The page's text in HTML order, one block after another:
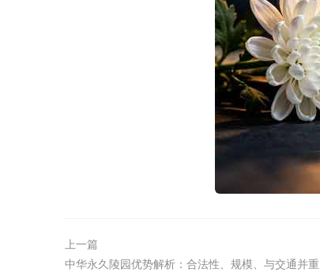
上一篇
中华永久陵园优势解析：合法性、规模、与交通并重